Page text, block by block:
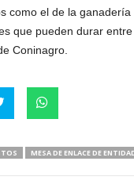
como el de la
que pueden durar
Coninagro.
MESA DE ENLACE DE